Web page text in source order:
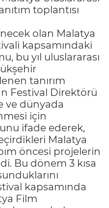
toplantısı
olan Malatya
kapsamındaki
bu yıl uluslararası
tanırım
Festival Direktörü
ve dünyada
için
ifade ederek,
Malatya
öncesi projelerin
Bu dönem 3 kısa
kapsamında
Film